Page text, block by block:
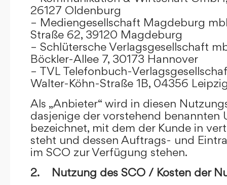
26127 Oldenburg
– Mediengesellschaft Magdeburg
Straße 62, 39120 Magdeburg
– Schlütersche Verlagsgesellschaft
Böckler-Allee 7, 30173 Hannover
– TVL Telefonbuch-
Walter-Köhn-Straße 1B, 04356
Als „Anbieter“ wird in diesen
dasjenige der vorstehend benannten
bezeichnet, mit dem der Kunde in
steht und dessen Auftrags- und
im SCO zur Verfügung stehen.
2. Nutzung des SCO / Kosten der